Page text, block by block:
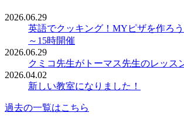
2026.06.29
英語でクッキング！MYピザを作ろ
～15時開催
2026.06.29
クミコ先生がトーマス先生のレッス
2026.04.02
新しい教室になりました！
過去の一覧はこちら